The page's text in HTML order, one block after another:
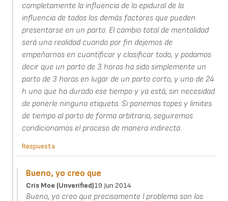
completamente la influencia de la epidural de la
influencia de todos los demás factores que pueden
presentarse en un parto. El cambio total de mentalidad
será una realidad cuando por fin dejemos de
empeñarnos en cuantificar y clasificar todo, y podamos
decir que un parto de 3 horas ha sido simplemente un
parto de 3 horas en lugar de un parto corto, y uno de 24
h uno que ha durado ese tiempo y ya está, sin necesidad
de ponerle ninguna etiqueta. Si ponemos topes y límites
de tiempo al parto de forma arbitraria, seguiremos
condicionamos el proceso de manera indirecta.
Respuesta
Bueno, yo creo que
Cris Moe (unverified)19 Jun 2014
Bueno, yo creo que precisamente l problema son los